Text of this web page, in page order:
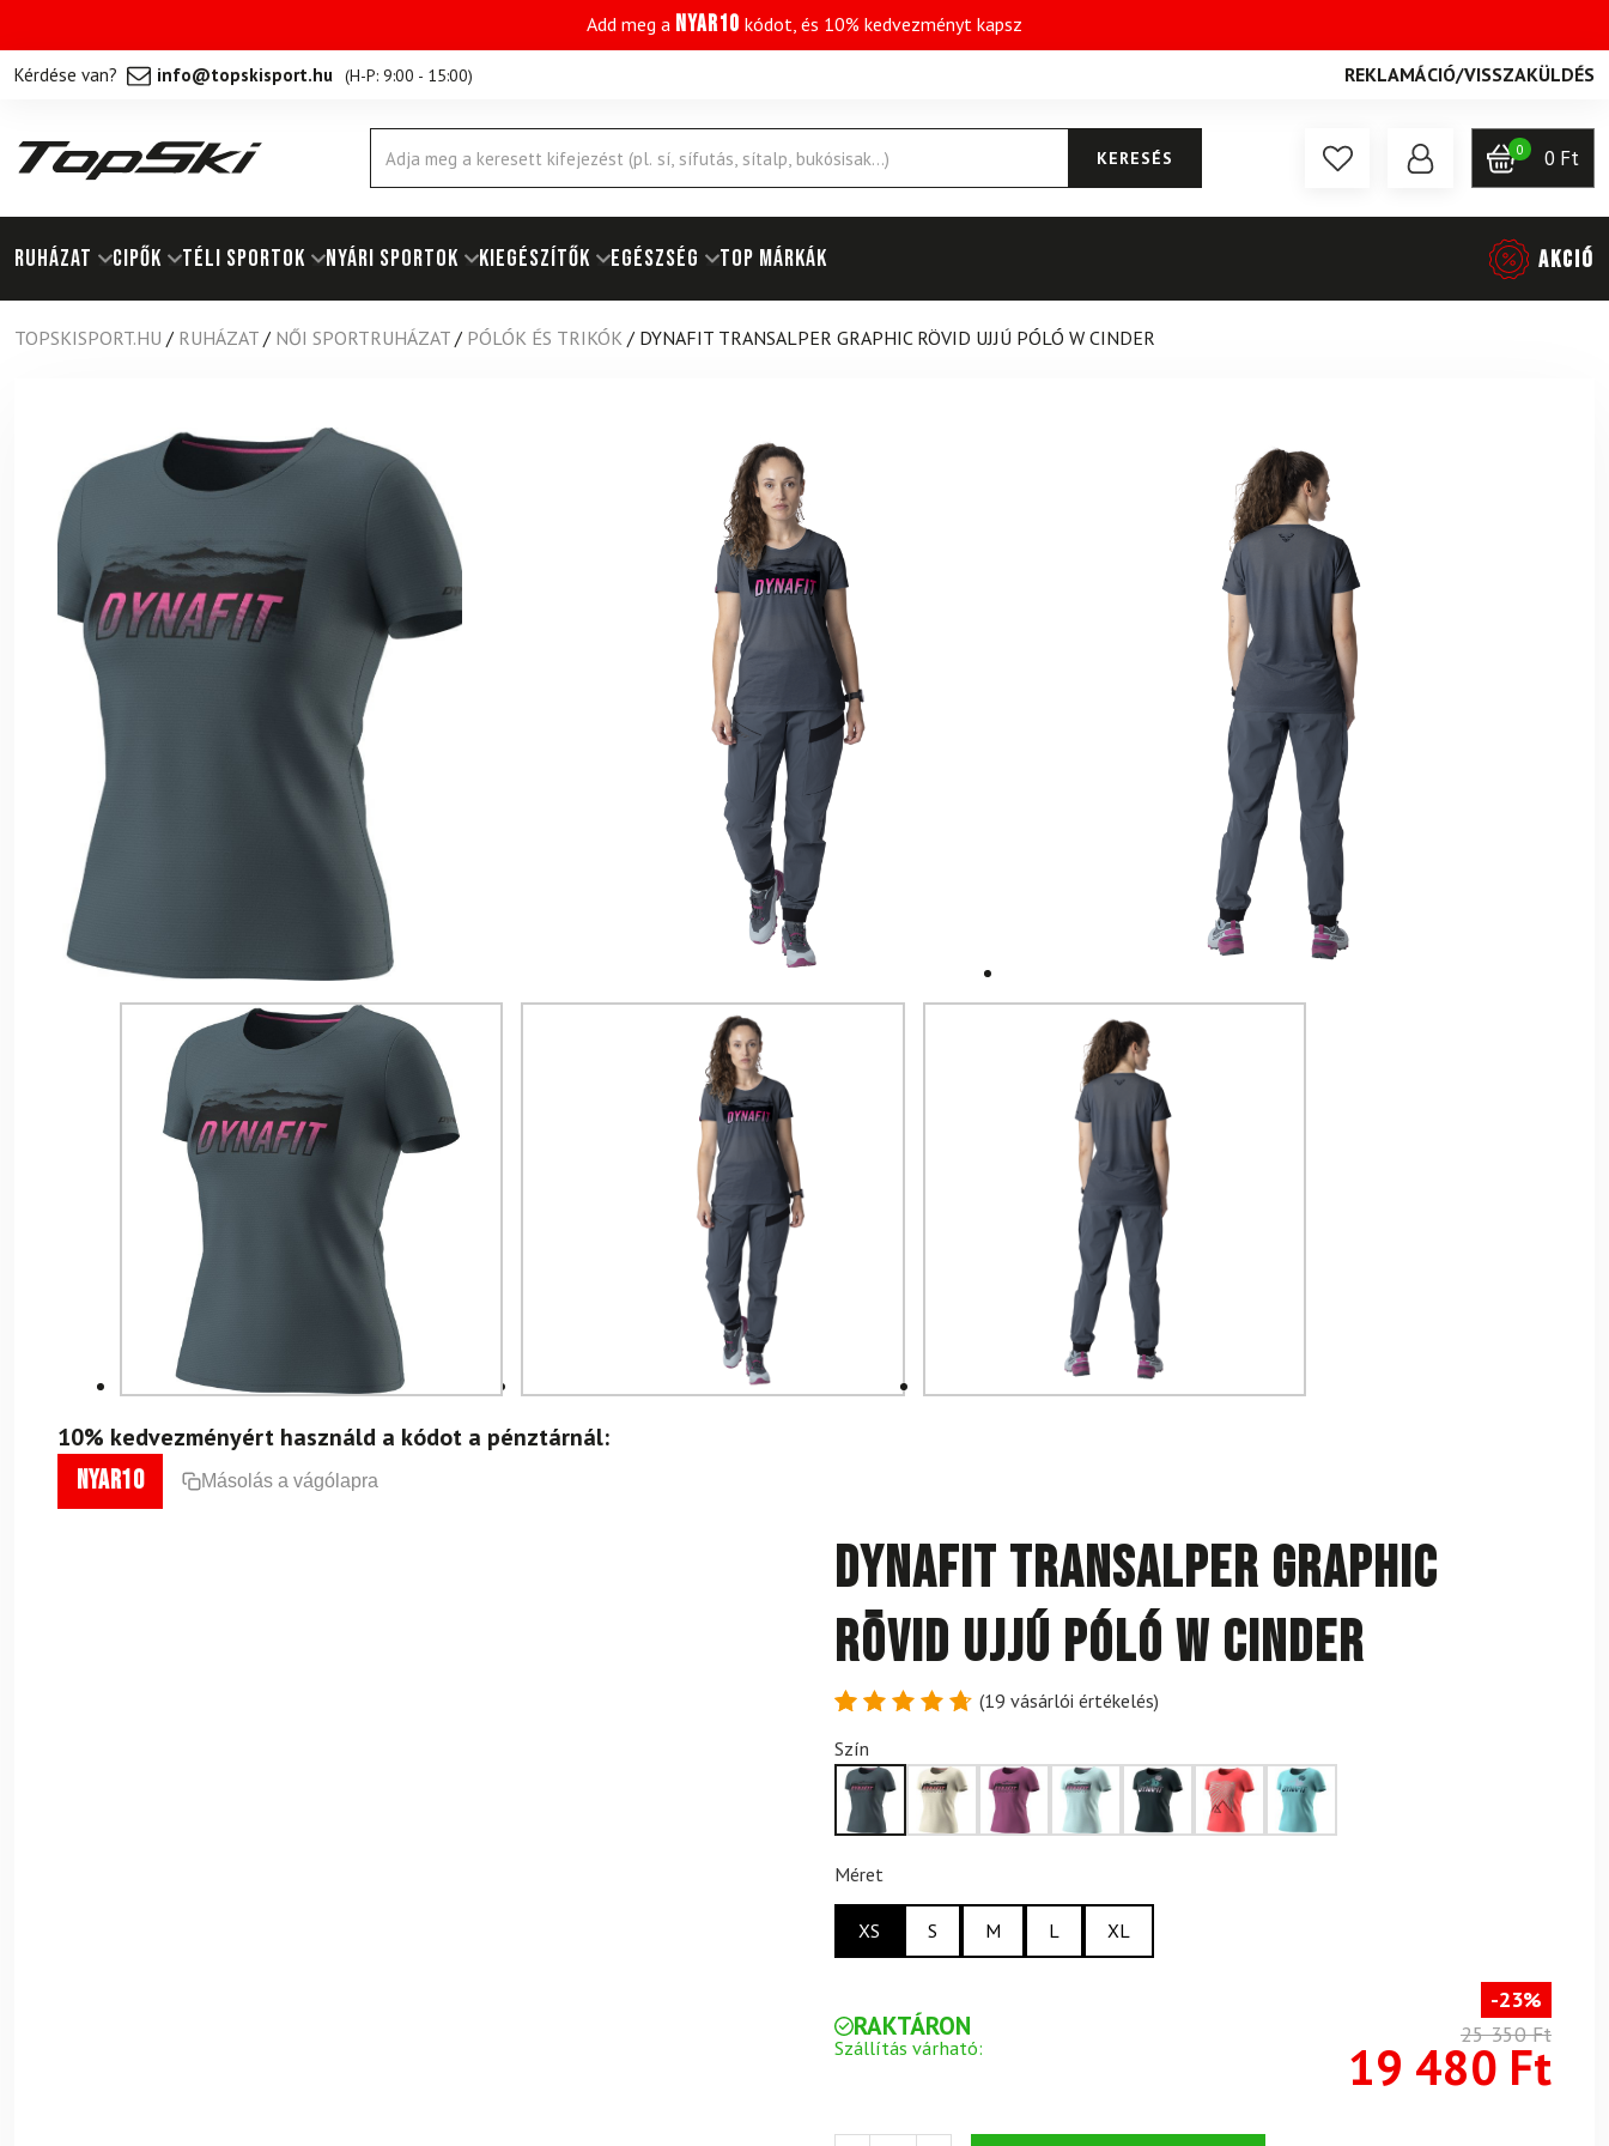
Add meg a NYAR10 kódot, és 10% kedvezményt kapsz
Kérdése van? info@topskisport.hu (H-P: 9:00 - 15:00) REKLAMÁCIÓ/VISSZAKÜLDÉS
Products
search
KERESÉS 0 0 Ft
RUHÁZAT Cipők TÉLI SPORTOK NYÁRI SPORTOK KIEGÉSZÍTŐK EGÉSZSÉG Top márkák AKCIÓ
TOPSKISPORT.HU / RUHÁZAT / NŐI SPORTRUHÁZAT / PÓLÓK ÉS TRIKÓK / DYNAFIT TRANSALPER GRAPHIC RÖVID UJJÚ PÓLÓ W CINDER
10% kedvezményért használd a kódot a pénztárnál:
nyar10 Másolás a vágólapra
DYNAFIT Transalper Graphic
rövid ujjú póló W Cinder
4.79
5-ből,
értékelés
alapján
(19 vásárlói értékelés)
Szín
Méret
XS S M L XL
RAKTÁRON
Szállítás várható:
-23%
25 350 Ft
19 480 Ft